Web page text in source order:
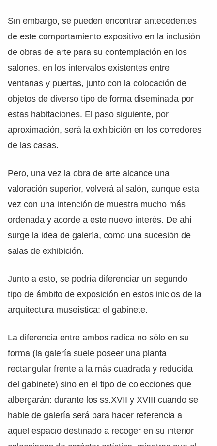
Sin embargo, se pueden encontrar antecedentes
de este comportamiento expositivo en la inclusión
de obras de arte para su contemplación en los
salones, en los intervalos existentes entre
ventanas y puertas, junto con la colocación de
objetos de diverso tipo de forma diseminada por
estas habitaciones. El paso siguiente, por
aproximación, será la exhibición en los corredores
de las casas.
Pero, una vez la obra de arte alcance una
valoración superior, volverá al salón, aunque esta
vez con una intención de muestra mucho más
ordenada y acorde a este nuevo interés. De ahí
surge la idea de galería, como una sucesión de
salas de exhibición.
Junto a esto, se podría diferenciar un segundo
tipo de ámbito de exposición en estos inicios de la
arquitectura museística: el gabinete.
La diferencia entre ambos radica no sólo en su
forma (la galería suele poseer una planta
rectangular frente a la más cuadrada y reducida
del gabinete) sino en el tipo de colecciones que
albergarán: durante los ss.XVII y XVIII cuando se
hable de galería será para hacer referencia a
aquel espacio destinado a recoger en su interior